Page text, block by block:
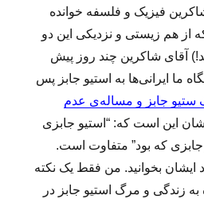
فیزیک و فلسفه خوانده
هم زیستی و نزدیکی این دو
آقای شاکرین چند روز پیش
ما ایرانی‌ها به استیو جابز پس
ستیو جابز و مساله‌ی عدم
این است که: “استیو جابزی
جابزی که بود” متفاوت است.
بخوانید. من فقط یک نکته
زندگی و مرگ استیو جابز در